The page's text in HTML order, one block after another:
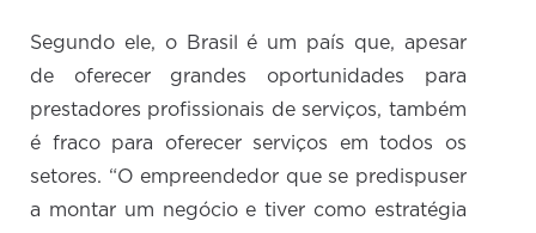
Segundo ele, o Brasil é um país que, apesar
de oferecer grandes oportunidades para
prestadores profissionais de serviços, também
é fraco para oferecer serviços em todos os
setores. “O empreendedor que se predispuser
a montar um negócio e tiver como estratégia